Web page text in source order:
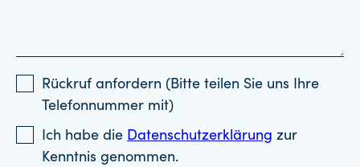
Rückruf anfordern (Bitte teilen Sie uns Ihre
Telefonnummer mit)
Ich habe die Datenschutzerklärung zur
Kenntnis genommen.